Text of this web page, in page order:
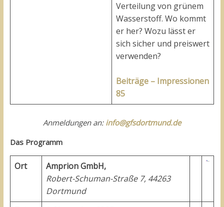
Verteilung von grünem
Wasserstoff. Wo kommt
er her? Wozu lässt er
sich sicher und preiswert
verwenden?
Beiträge – Impressionen
85
Anmeldungen an: info@gfsdortmund.de
Das Programm
Ort
Amprion GmbH,
Robert-Schuman-Straße 7, 44263
Dortmund